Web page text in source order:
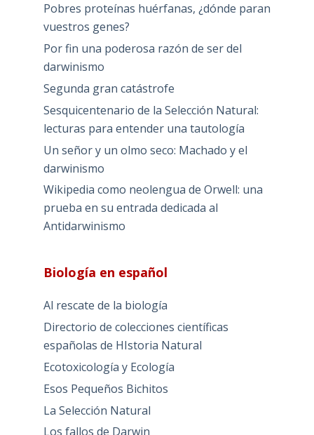
Pobres proteínas huérfanas, ¿dónde paran
vuestros genes?
Por fin una poderosa razón de ser del
darwinismo
Segunda gran catástrofe
Sesquicentenario de la Selección Natural:
lecturas para entender una tautología
Un señor y un olmo seco: Machado y el
darwinismo
Wikipedia como neolengua de Orwell: una
prueba en su entrada dedicada al
Antidarwinismo
Biología en español
Al rescate de la biología
Directorio de colecciones científicas
españolas de HIstoria Natural
Ecotoxicología y Ecología
Esos Pequeños Bichitos
La Selección Natural
Los fallos de Darwin